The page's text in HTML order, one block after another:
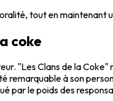
tout en
coke
"Les Clans de la Coke"
remarquable à son
par le poids des